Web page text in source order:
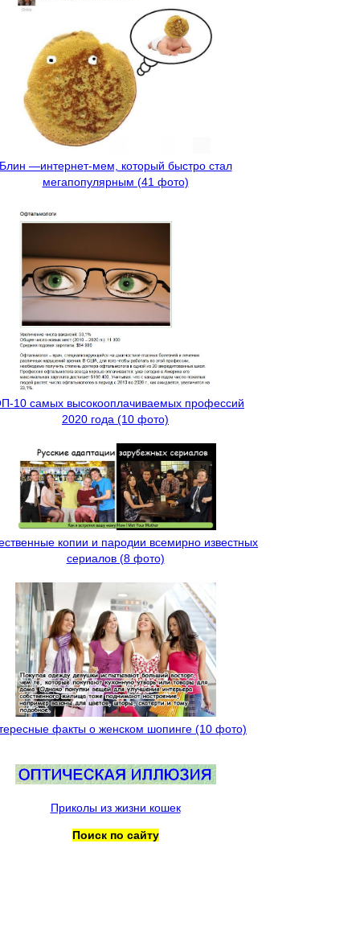
—интернет-мем, который быстро стал
мегапопулярным (41 фото)
10 самых высокооплачиваемых профессий
2020 года (10 фото)
копии и пародии всемирно известных
сериалов (8 фото)
факты о женском шопинге (10 фото)
Приколы из жизни кошек
Поиск по сайту